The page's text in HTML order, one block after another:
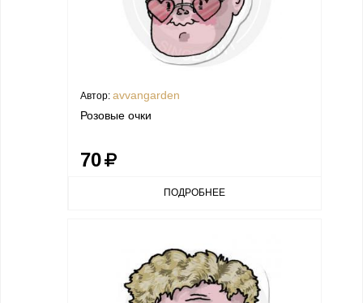
Автор: avvangarden
Розовые очки
70
ПОДРОБНЕЕ